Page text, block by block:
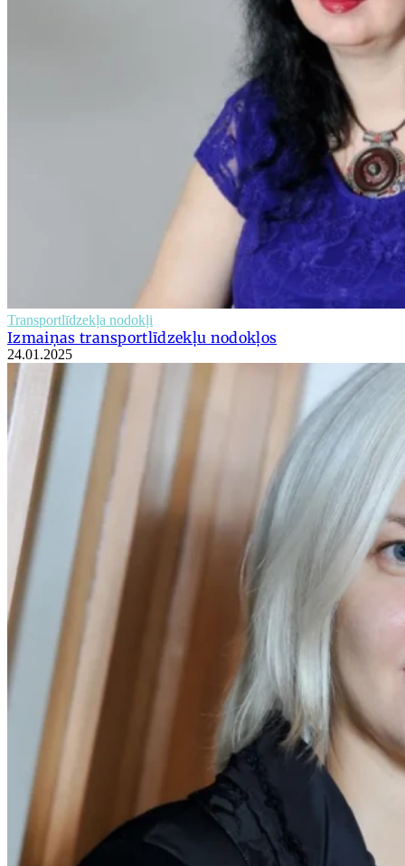
Transportlīdzekļa nodokļi
Izmaiņas transportlīdzekļu nodokļos
24.01.2025